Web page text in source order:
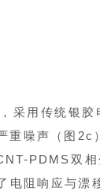
采用传统银
重噪声（图
PDMS双
阻响应与漂